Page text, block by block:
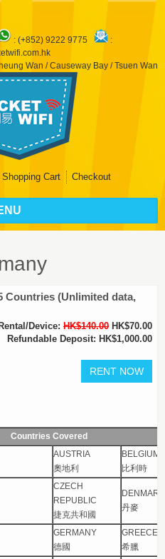
: (+852) 9222 9775
:
Wan / Causeway Bay / Tsuen Wan
Shopping Cart Checkout
Countries (Unlimited data,
Device: HK$140.00 HK$70.00
Refundable Deposit: HK$1,000.00
Countries Covered
AUSTRIA
奧地利
BELGIUM
比利時
CZECH
REPUBLIC
捷克共和國
DENMARK
丹麥
GERMANY
德國
GREECE
希臘